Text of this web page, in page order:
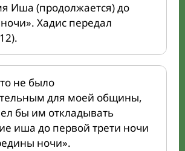
Иша (продолжается) до
Хадис передал
не было
для моей общины,
бы им откладывать
иша до первой трети ночи
ночи».